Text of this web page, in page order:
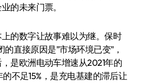
的未来门票。
的数字让故事难以为继。保时
的直接原因是"市场环境已变"，
是欧洲电动车增速从2021年的
不足15%，是充电基建的滞后让